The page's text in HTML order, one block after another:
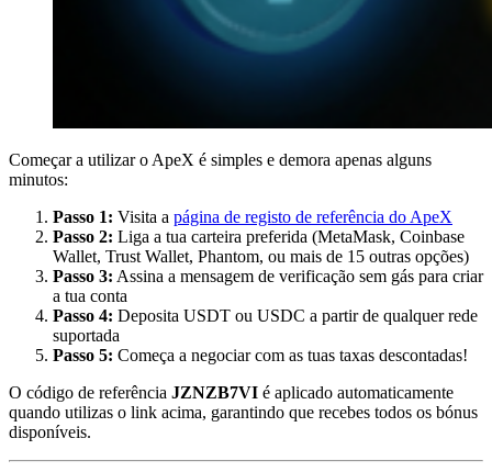
Começar a utilizar o ApeX é simples e demora apenas alguns
minutos:
Passo 1: Visita a página de registo de referência do ApeX
Passo 2: Liga a tua carteira preferida (MetaMask, Coinbase
Wallet, Trust Wallet, Phantom, ou mais de 15 outras opções)
Passo 3: Assina a mensagem de verificação sem gás para criar
a tua conta
Passo 4: Deposita USDT ou USDC a partir de qualquer rede
suportada
Passo 5: Começa a negociar com as tuas taxas descontadas!
O código de referência JZNZB7VI é aplicado automaticamente
quando utilizas o link acima, garantindo que recebes todos os bónus
disponíveis.